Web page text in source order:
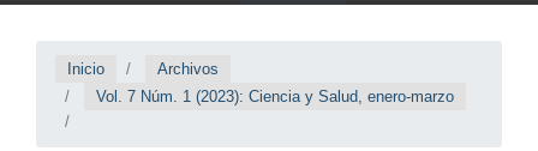
Inicio
Archivos
Vol. 7 Núm. 1 (2023): Ciencia y Salud, enero-marzo